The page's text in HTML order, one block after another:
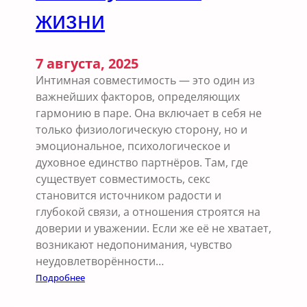
е
е
л
я
е
т
с
т
а
б
и
л
ь
н
о
жизни
7 августа, 2025
Интимная совместимость — это один из
важнейших факторов, определяющих
гармонию в паре. Она включает в себя не
только физиологическую сторону, но и
эмоциональное, психологическое и
духовное единство партнёров. Там, где
существует совместимость, секс
становится источником радости и
глубокой связи, а отношения строятся на
доверии и уважении. Если же её не хватает,
возникают недопонимания, чувство
неудовлетворённости…
Подробнее: